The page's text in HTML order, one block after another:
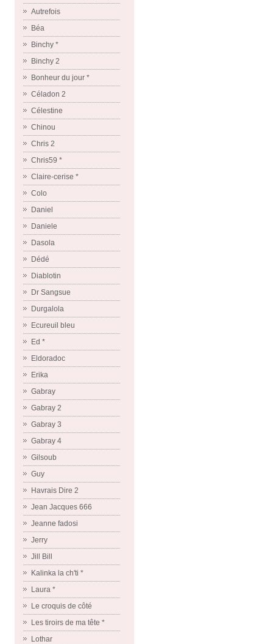
Autrefois
Béa
Binchy *
Binchy 2
Bonheur du jour *
Céladon 2
Célestine
Chinou
Chris 2
Chris59 *
Claire-cerise *
Colo
Daniel
Daniele
Dasola
Dédé
Diablotin
Dr Sangsue
Durgalola
Ecureuil bleu
Ed *
Eldoradoc
Erika
Gabray
Gabray 2
Gabray 3
Gabray 4
Gilsoub
Guy
Havrais Dire 2
Jean Jacques 666
Jeanne fadosi
Jerry
Jill Bill
Kalinka la ch'ti *
Laura *
Le croquis de côté
Les tiroirs de ma tête *
Lothar